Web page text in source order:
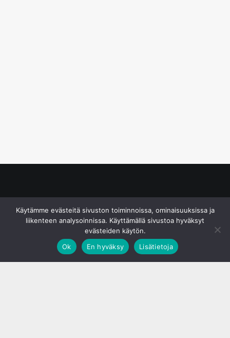
Käytämme evästeitä sivuston toiminnoissa, ominaisuuksissa ja
liikenteen analysoinnissa. Käyttämällä sivustoa hyväksyt
evästeiden käytön.
Ok
En hyväksy Lisätietoja